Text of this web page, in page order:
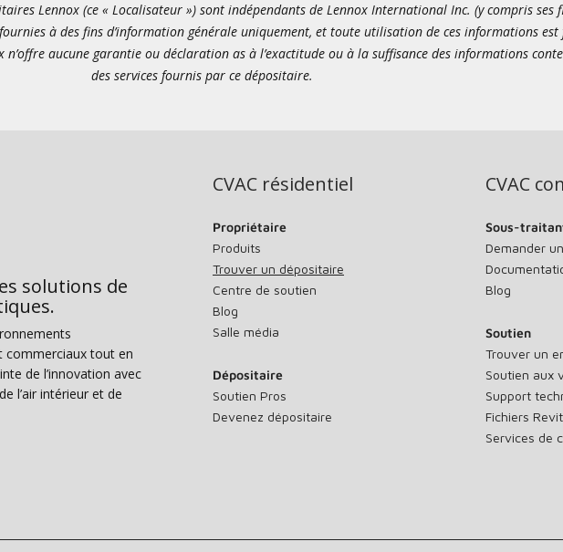
Lennox (ce « Localisateur ») sont indépendants de Lennox International Inc. (y compris ses
à des fins d’information générale uniquement, et toute utilisation de ces informations est
n’offre aucune garantie ou déclaration as à l’exactitude ou à la suffisance des informations
des services fournis par ce dépositaire.
solutions de
commerciaux tout en
de l’innovation avec
l’air intérieur et de
CVAC résidentiel
Propriétaire
Produits
Trouver un dépositaire
Centre de soutien
Blog
Salle média
Dépositaire
Soutien Pros
Devenez dépositaire
CVAC
Sous-
Demander
Blog
Soutien
Trouver un
Soutien aux
Support
Fichiers Revit
Services de